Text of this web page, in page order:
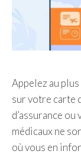
Appelez au
sur votre carte
d’assurance
médicaux ne
où vous en